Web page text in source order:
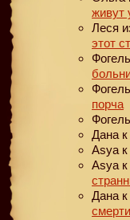
живут
Леся
этот
порча
Дана
Asya
Asya
Дана
смерти